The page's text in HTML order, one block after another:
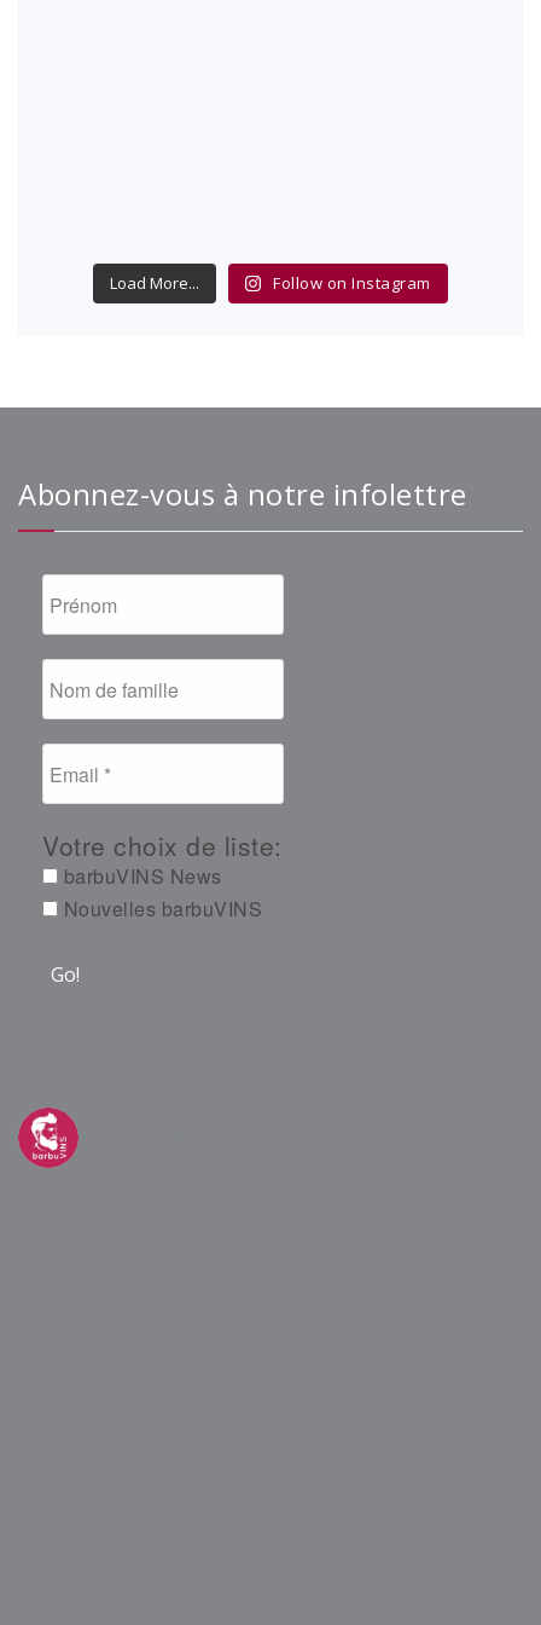
Load More... Follow on Instagram
Abonnez-vous à notre infolettre
Votre choix de liste:
barbuVINS News
Nouvelles barbuVINS